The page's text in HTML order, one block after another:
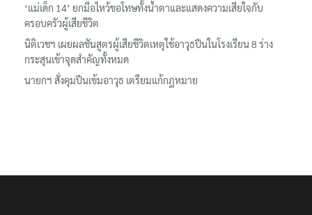
‘แม่เด็ก 14’ ยกมือไหว้ขอโทษทั้งน้ำตาและแสดงความเสียใจกับ
ครอบครัวผู้เสียชีวิต
นิติเวชฯ เผยผลชันสูตรผู้เสียชีวิตเหตุใช้อาวุธปืนในโรงเรียน 8 ร่าง
กระสุนเข้าจุดสำคัญทั้งหมด
นายกฯ สั่งคุมปืนเข้มอาวุธ เตรียมแก้กฎหมาย